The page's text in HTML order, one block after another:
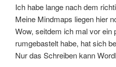
Ich habe lange nach dem
Meine Mindmaps liegen hier
Wow, seitdem ich mal vor ein
rumgebastelt habe, hat sich
Nur das Schreiben kann